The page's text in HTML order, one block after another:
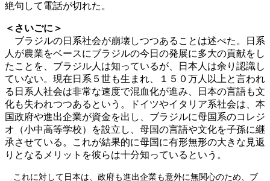
絶句して電話が切れた。
＜さいごに＞
ブラジルの日系社会が崩壊しつつあることは述べた。日系
人が農業をベースにブラジルの今日の発展に多大の貢献をし
たことを、ブラジル人は知っているが、日本人は余り認識し
ていない。現在日系５世も生まれ、１５０万人以上と言われ
る日系人社会は非常な速度で混血化が進み、日本の言語も文
化も失われつつあるという。ドイツやイタリア系社会は、本
国政府や進出企業が資金を出し、ブラジルに母国系のコレジ
オ（小中高等学校）を設立し、母国の言語や文化を子孫に継
承させている。これが結果的に母国に有形無形の大きな見返
りとなるメリットを彼らは十分知っているという。
これに対して日本は、政府も進出企業も意外に無関心のため、ブ